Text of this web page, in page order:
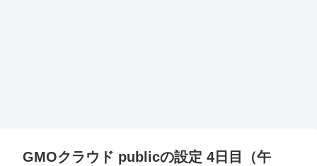
GMOクラウド publicの設定 4日目（午